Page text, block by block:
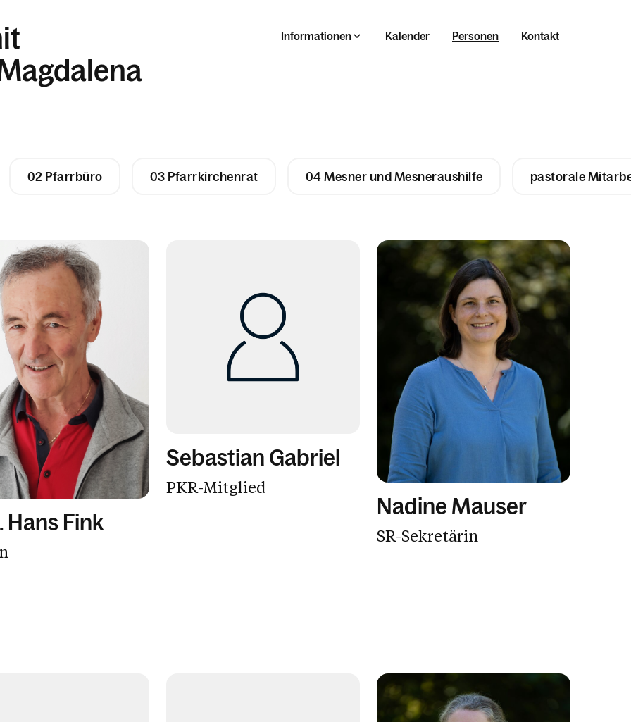
Informationen Kalender Personen Kontakt
02 Pfarrbüro 03 Pfarrkirchenrat 04 Mesner und Mesneraushilfe pastorale
Hans Fink
Sebastian Gabriel
PKR-Mitglied
Nadine Mauser
SR-Sekretärin